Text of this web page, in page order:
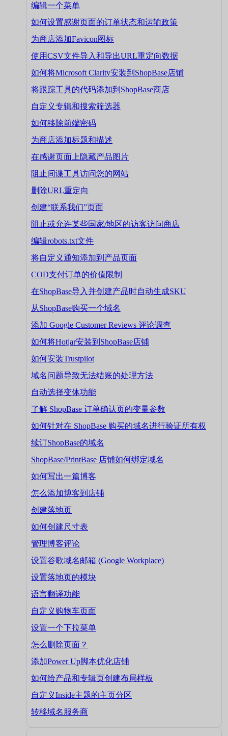
编辑一个菜单
如何设置感谢页面的订单状态和运输政策
为商店添加Favicon图标
使用CSV文件导入和导出URL重定向数据
如何将Microsoft Clarity安装到ShopBase店铺
将跟踪工具的代码添加到ShopBase商店
自定义专辑和搜索筛选器
如何移除前端密码
为商店添加标题和描述
在感谢页面上隐藏产品图片
阻止间谍工具访问您的网站
删除URL重定向
创建“联系我们”页面
阻止或允许某些国家/地区的访客访问商店
编辑robots.txt文件
将自定义通知添加到产品页面
COD支付订单的价值限制
在ShopBase导入并创建产品时自动生成SKU
从ShopBase购买一个域名
添加 Google Customer Reviews 评论调查
如何将Hotjar安装到ShopBase店铺
如何安装Trustpilot
域名问题导致无法结账的处理方法
自动选择变体功能
了解 ShopBase 订单确认页的变量参数
如何针对在 ShopBase 购买的域名进行验证所有权
续订ShopBase的域名
ShopBase/PrintBase 店铺如何绑定域名
如何写出一篇博客
怎么添加博客到店铺
创建落地页
如何创建尺寸表
管理博客评论
设置谷歌域名邮箱 (Google Workplace)
设置落地页的模块
语言翻译功能
自定义购物车页面
设置一个下拉菜单
怎么删除页面？
添加Power Up脚本优化店铺
如何给产品和专辑页创建布局样板
自定义Inside主题的主页分区
转移域名服务商